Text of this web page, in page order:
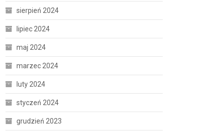
sierpień 2024
lipiec 2024
maj 2024
marzec 2024
luty 2024
styczeń 2024
grudzień 2023